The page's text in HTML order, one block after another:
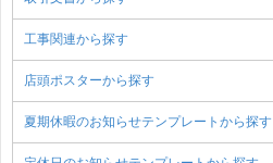
工事関連から探す
店頭ポスターから探す
夏期休暇のお知らせテンプレートから探す